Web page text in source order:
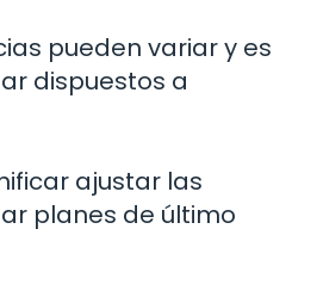
pueden variar y es
dispuestos a
ajustar las
planes de último